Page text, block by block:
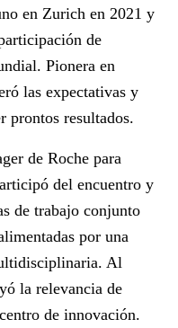
en Zurich en 2021 y
de
Pionera en
las expectativas y
prontos resultados.
de Roche para
del encuentro y
de trabajo conjunto
por una
Al
la relevancia de
de innovación.